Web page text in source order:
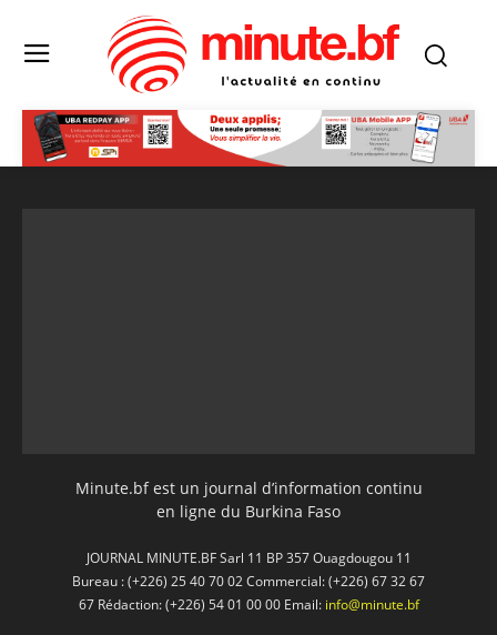
Minute.bf est un journal d’information continu
en ligne du Burkina Faso
JOURNAL MINUTE.BF Sarl 11 BP 357 Ouagdougou 11
Bureau : (+226) 25 40 70 02 Commercial: (+226) 67 32 67
67 Rédaction: (+226) 54 01 00 00 Email: info@minute.bf